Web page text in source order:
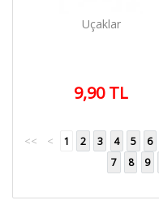
Uçaklar
9,90 TL
<< < 1 2 3 4 5
6
7
8 9